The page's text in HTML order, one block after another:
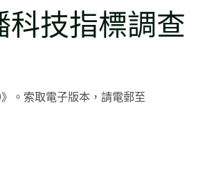
技指標調查
。索取電子版本，請電郵至
《大灣區快訊》當 AI 走進